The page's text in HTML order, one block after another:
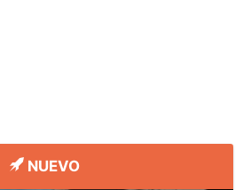
NUEVO